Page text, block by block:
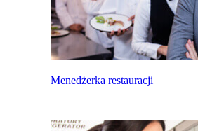
Menedżerka restauracji